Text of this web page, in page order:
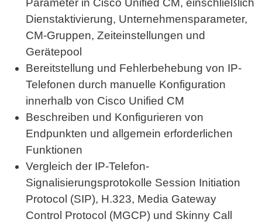
Parameter in Cisco Unified CM, einschließlich
Dienstaktivierung, Unternehmensparameter,
CM-Gruppen, Zeiteinstellungen und
Gerätepool
Bereitstellung und Fehlerbehebung von IP-
Telefonen durch manuelle Konfiguration
innerhalb von Cisco Unified CM
Beschreiben und Konfigurieren von
Endpunkten und allgemein erforderlichen
Funktionen
Vergleich der IP-Telefon-
Signalisierungsprotokolle Session Initiation
Protocol (SIP), H.323, Media Gateway
Control Protocol (MGCP) und Skinny Call